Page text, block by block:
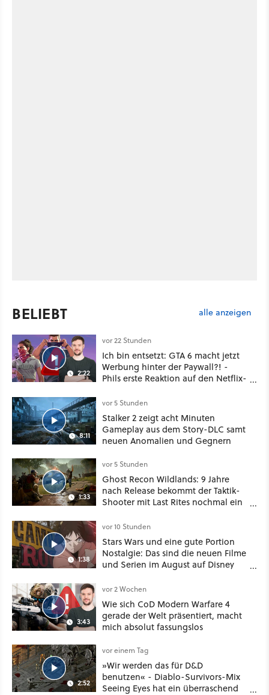
BELIEBT alle anzeigen
2:22
vor 22 Stunden
Ich bin entsetzt: GTA 6 macht jetzt
Werbung hinter der Paywall?! -
Phils erste Reaktion auf den Netflix-
8:11
vor 5 Stunden
Stalker 2 zeigt acht Minuten
Gameplay aus dem Story-DLC samt
neuen Anomalien und Gegnern
1:33
vor 5 Stunden
Ghost Recon Wildlands: 9 Jahre
nach Release bekommt der Taktik-
Shooter mit Last Rites nochmal ein
1:38
vor 10 Stunden
Stars Wars und eine gute Portion
Nostalgie: Das sind die neuen Filme
und Serien im August auf Disney
3:43
vor 2 Wochen
Wie sich CoD Modern Warfare 4
gerade der Welt präsentiert, macht
mich absolut fassungslos
2:52
vor einem Tag
»Wir werden das für D&D
benutzen« - Diablo-Survivors-Mix
Seeing Eyes hat ein überraschend